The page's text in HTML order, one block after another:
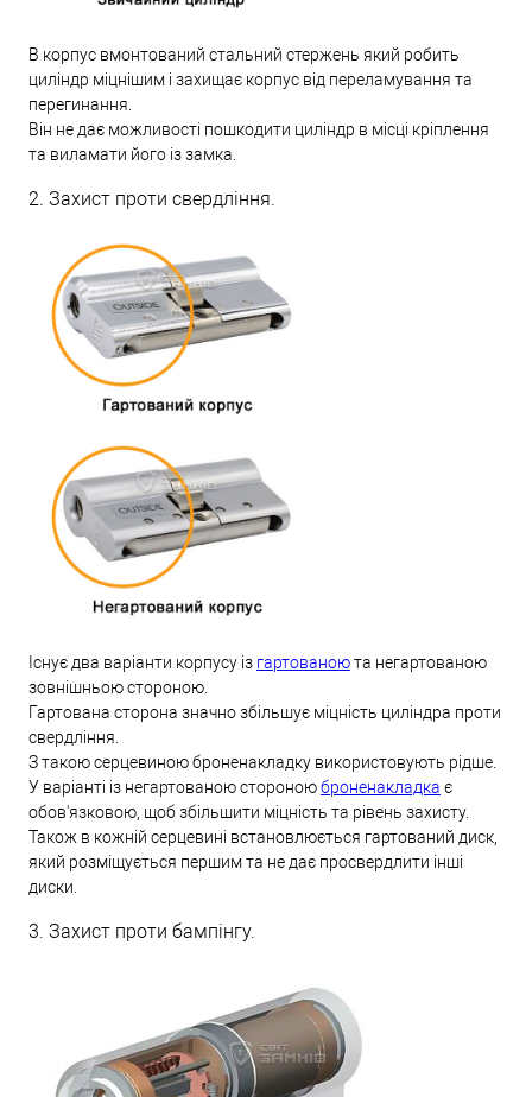
В корпус вмонтований стальний стержень який робить
циліндр міцнішим і захищає корпус від переламування та
перегинання.
Він не дає можливості пошкодити циліндр в місці кріплення
та виламати його із замка.
2. Захист проти свердління.
Існує два варіанти корпусу із гартованоюта негартованою
зовнішньою стороною.
Гартована сторона значно збільшує міцність циліндра проти
свердління.
З такою серцевиною броненакладку використовують рідше.
У варіанті із негартованою стороноюброненакладка є
обов'язковою, щоб збільшити міцність та рівень захисту.
Також в кожній серцевині встановлюється гартований диск,
який розміщується першим та не дає просвердлити інші
диски.
3. Захист проти бампінгу.